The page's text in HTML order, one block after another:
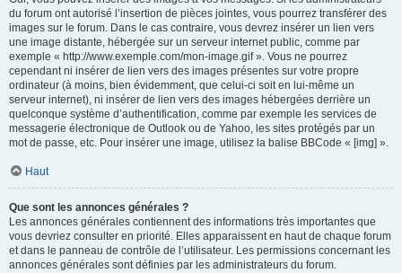
du forum ont autorisé l’insertion de pièces jointes, vous pourrez transférer des
images sur le forum. Dans le cas contraire, vous devrez insérer un lien vers
une image distante, hébergée sur un serveur internet public, comme par
exemple « http://www.exemple.com/mon-image.gif ». Vous ne pourrez
cependant ni insérer de lien vers des images présentes sur votre propre
ordinateur (à moins, bien évidemment, que celui-ci soit en lui-même un
serveur internet), ni insérer de lien vers des images hébergées derrière un
quelconque système d’authentification, comme par exemple les services de
messagerie électronique de Outlook ou de Yahoo, les sites protégés par un
mot de passe, etc. Pour insérer une image, utilisez la balise BBCode « [img] ».
Haut
Que sont les annonces générales ?
Les annonces générales contiennent des informations très importantes que
vous devriez consulter en priorité. Elles apparaissent en haut de chaque forum
et dans le panneau de contrôle de l’utilisateur. Les permissions concernant les
annonces générales sont définies par les administrateurs du forum.